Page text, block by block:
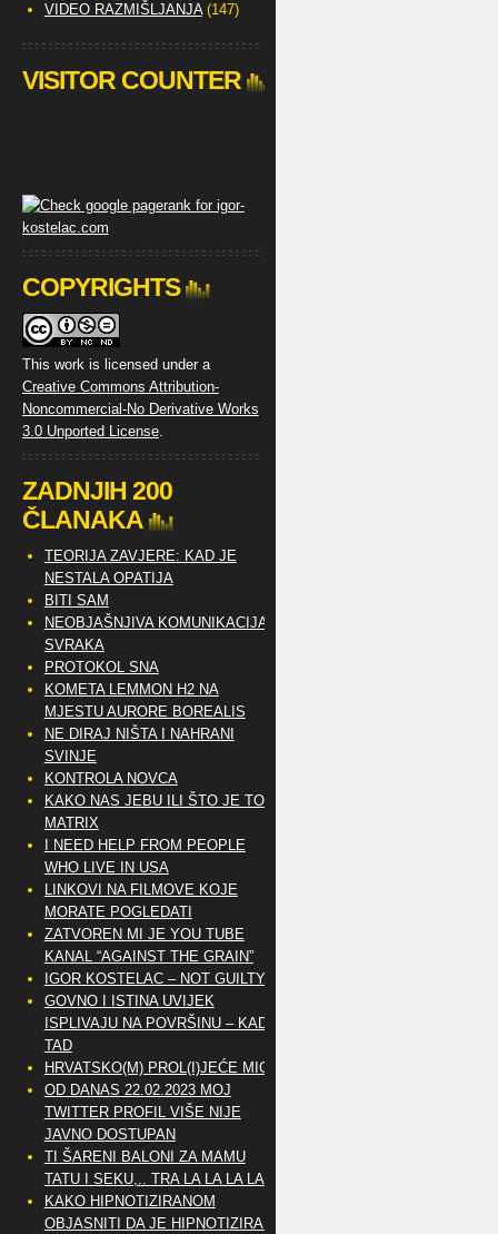
VIDEO RAZMIŠLJANJA(147)
VISITOR COUNTER
COPYRIGHTS
This work is licensed under a
Creative Commons Attribution-
Noncommercial-No Derivative Works
3.0 Unported License.
ZADNJIH 200
ČLANAKA
TEORIJA ZAVJERE: KAD JE
NESTALA OPATIJA
BITI SAM
NEOBJAŠNJIVA KOMUNIKACIJA
SVRAKA
PROTOKOL SNA
KOMETA LEMMON H2 NA
MJESTU AURORE BOREALIS
NE DIRAJ NIŠTA I NAHRANI
SVINJE
KONTROLA NOVCA
KAKO NAS JEBU ILI ŠTO JE TO
MATRIX
I NEED HELP FROM PEOPLE
WHO LIVE IN USA
LINKOVI NA FILMOVE KOJE
MORATE POGLEDATI
ZATVOREN MI JE YOU TUBE
KANAL “AGAINST THE GRAIN”
IGOR KOSTELAC – NOT GUILTY
GOVNO I ISTINA UVIJEK
ISPLIVAJU NA POVRŠINU – KAD
TAD
HRVATSKO(M) PROL(I)JEĆE MIG
OD DANAS 22.02.2023 MOJ
TWITTER PROFIL VIŠE NIJE
JAVNO DOSTUPAN
TI ŠARENI BALONI ZA MAMU
TATU I SEKU,.. TRA LA LA LA LA
KAKO HIPNOTIZIRANOM
OBJASNITI DA JE HIPNOTIZIRAN